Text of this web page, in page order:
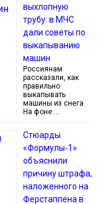
выхлопную
трубу: в МЧС
дали советы по
выкапыванию
машин
Россиянам
рассказали, как
правильно
выкапывать
машины из снега
На фоне …
Стюарды
«Формулы‑1»
объяснили
причину штрафа,
наложенного на
Ферстаппена в